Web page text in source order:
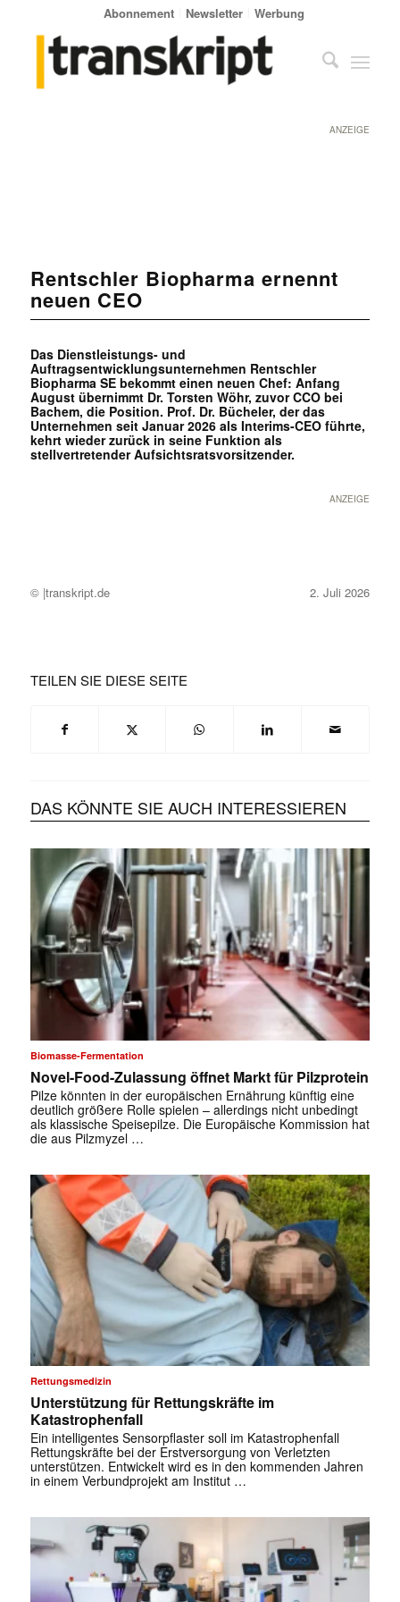
Abonnement Newsletter Werbung
ANZEIGE
Rentschler Biopharma ernennt
neuen CEO
Das Dienstleistungs- und
Auftragsentwicklungsunternehmen Rentschler
Biopharma SE bekommt einen neuen Chef: Anfang
August übernimmt Dr. Torsten Wöhr, zuvor CCO bei
Bachem, die Position. Prof. Dr. Bücheler, der das
Unternehmen seit Januar 2026 als Interims-CEO führte,
kehrt wieder zurück in seine Funktion als
stellvertretender Aufsichtsratsvorsitzender.
ANZEIGE
© |transkript.de 2. Juli 2026
TEILEN SIE DIESE SEITE
DAS KÖNNTE SIE AUCH INTERESSIEREN
Biomasse-Fermentation
Novel-Food-Zulassung öffnet Markt für Pilzprotein
Pilze könnten in der europäischen Ernährung künftig eine
deutlich größere Rolle spielen – allerdings nicht unbedingt
als klassische Speisepilze. Die Europäische Kommission hat
die aus Pilzmyzel …
Rettungsmedizin
Unterstützung für Rettungskräfte im
Katastrophenfall
Ein intelligentes Sensorpflaster soll im Katastrophenfall
Rettungskräfte bei der Erstversorgung von Verletzten
unterstützen. Entwickelt wird es in den kommenden Jahren
in einem Verbundprojekt am Institut …